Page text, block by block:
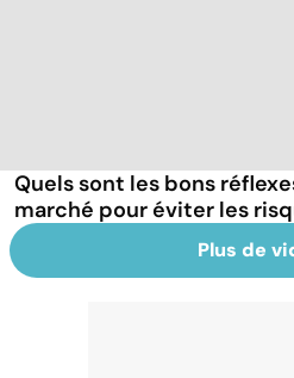
Quels sont les bons
marché pour éviter les
Plus de